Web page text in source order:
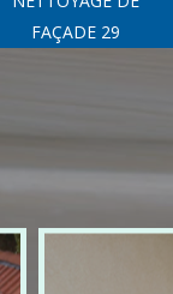
FAÇADE 29